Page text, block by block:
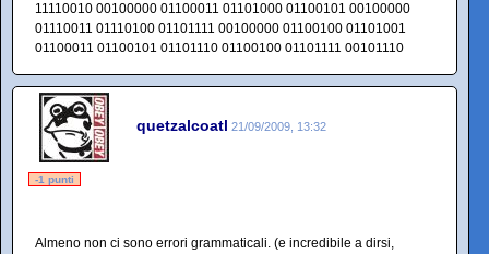
11110010 00100000 01100011 01101000 01100101 00100000
01110011 01110100 01101111 00100000 01100100 01101001
01100011 01100101 01101110 01100100 01101111 00101110
quetzalcoatl 21/09/2009, 13:32
-1 punti
Almeno non ci sono errori grammaticali. (e incredibile a dirsi,